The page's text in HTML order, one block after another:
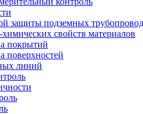
защиты подземных
свойств материалов
покрытий
поверхностей
линий